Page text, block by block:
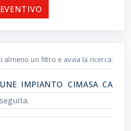
almeno un filtro e avvia la ricerca.
IMPIANTO CIMASA